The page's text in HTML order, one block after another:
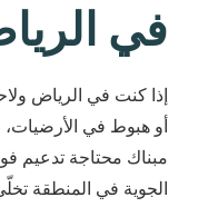
في
إذا كنت في الرياض
أو هبوط في
مبناك محتاجة تدعيم
الجوية في المنطقة